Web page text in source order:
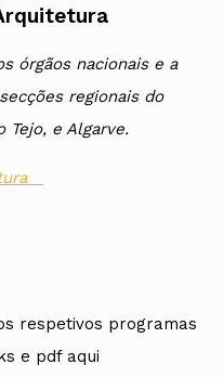
órgãos nacionais e a
regionais do
Tejo, e Algarve.
respetivos programas
e pdf aqui